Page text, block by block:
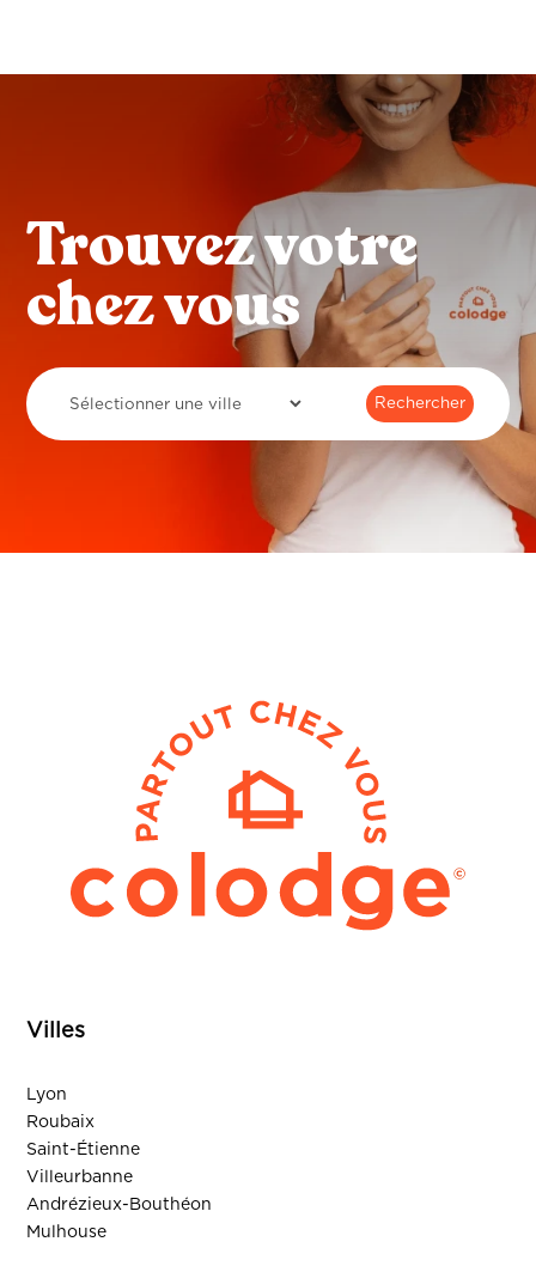
Trouvez votre
chez vous
Villes
Lyon
Roubaix
Saint-Étienne
Villeurbanne
Andrézieux-Bouthéon
Mulhouse